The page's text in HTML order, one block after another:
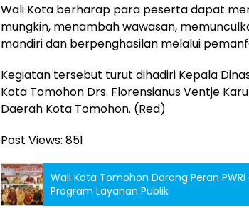
Wali Kota berharap para peserta dapat
mungkin, menambah wawasan,
mandiri dan berpenghasilan melalui
Kegiatan tersebut turut dihadiri Kepala
Kota Tomohon Drs. Florensianus Ventje
Daerah Kota Tomohon. (Red)
Post Views: 851
Wali Kota Tomohon Dorong Peran
Program Layanan Publik